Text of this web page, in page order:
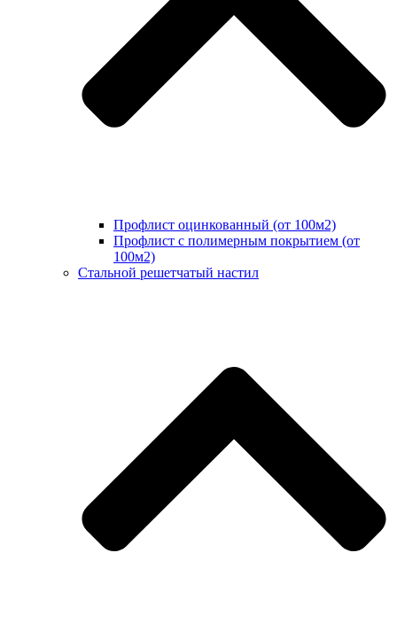
Профлист оцинкованный (от 100м2)
Профлист с полимерным покрытием (от
100м2)
Стальной решетчатый настил